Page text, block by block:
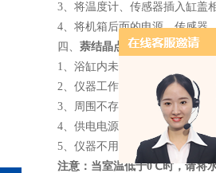
3、将温度计、传感器插入缸盖
4、将机箱后面的电源、传感器
四、 萘结晶点试验器注意事项：
1、浴缸内未加浴液严禁开机。
2、仪器工作时应放置在平整的
3、周围不存在影响仪器正常工
4、供电电源为单相三线制，必
5、仪器不用时应放置在干燥处。
注意：当室温低于0℃时，请将